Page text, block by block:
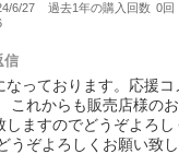
6/27 過去1年の購入回数 0回
信
なっております。応援コ
これからも販売店様の
しますのでどうぞよろし
うぞよろしくお願い致し